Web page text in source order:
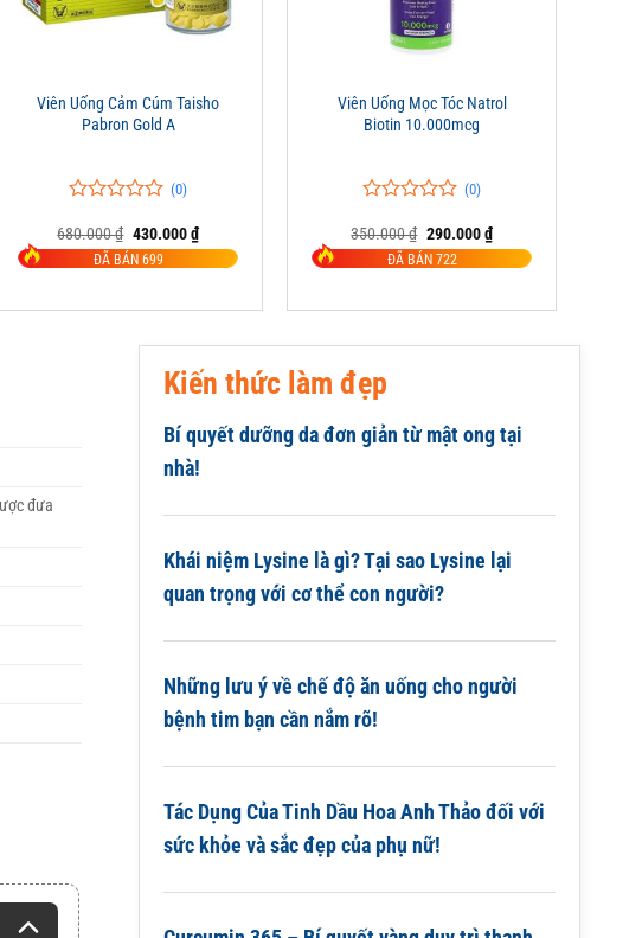
Viên Uống Cảm Cúm Taisho
Pabron Gold A
trên
5
đánh
(0)
680.000₫ Giá
gốc
là:
430.000₫Giá
hiện
tại
ĐÃ BÁN 699
Viên Uống Mọc Tóc Natrol
Biotin 10.000mcg
trên
5
đánh
(0)
350.000₫ Giá
gốc
là:
290.000₫Giá
hiện
tại
ĐÃ BÁN 722
đưa
Kiến thức làm đẹp
Bí quyết dưỡng da đơn giản từ mật ong tại
nhà!
Khái niệm Lysine là gì? Tại sao Lysine lại
quan trọng với cơ thể con người?
Những lưu ý về chế độ ăn uống cho người
bệnh tim bạn cần nắm rõ!
Tác Dụng Của Tinh Dầu Hoa Anh Thảo đối với
sức khỏe và sắc đẹp của phụ nữ!